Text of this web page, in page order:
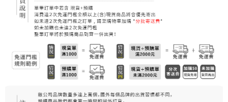
7-11取貨付款
每筆NT$80，滿NT$999(含以上)免運費
7-11純取貨 (先付款
每筆NT$80，滿NT$999(含以上)免運費
每筆NT$100，滿NT$999(含以上)免運費